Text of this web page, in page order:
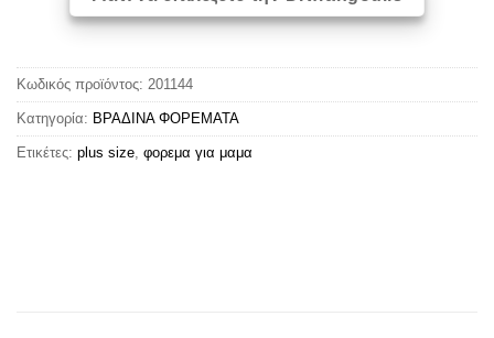
Κωδικός προϊόντος: 201144
Κατηγορία: ΒΡΑΔΙΝΑ ΦΟΡΕΜΑΤΑ
Ετικέτες: plus size φορεμα για μαμα